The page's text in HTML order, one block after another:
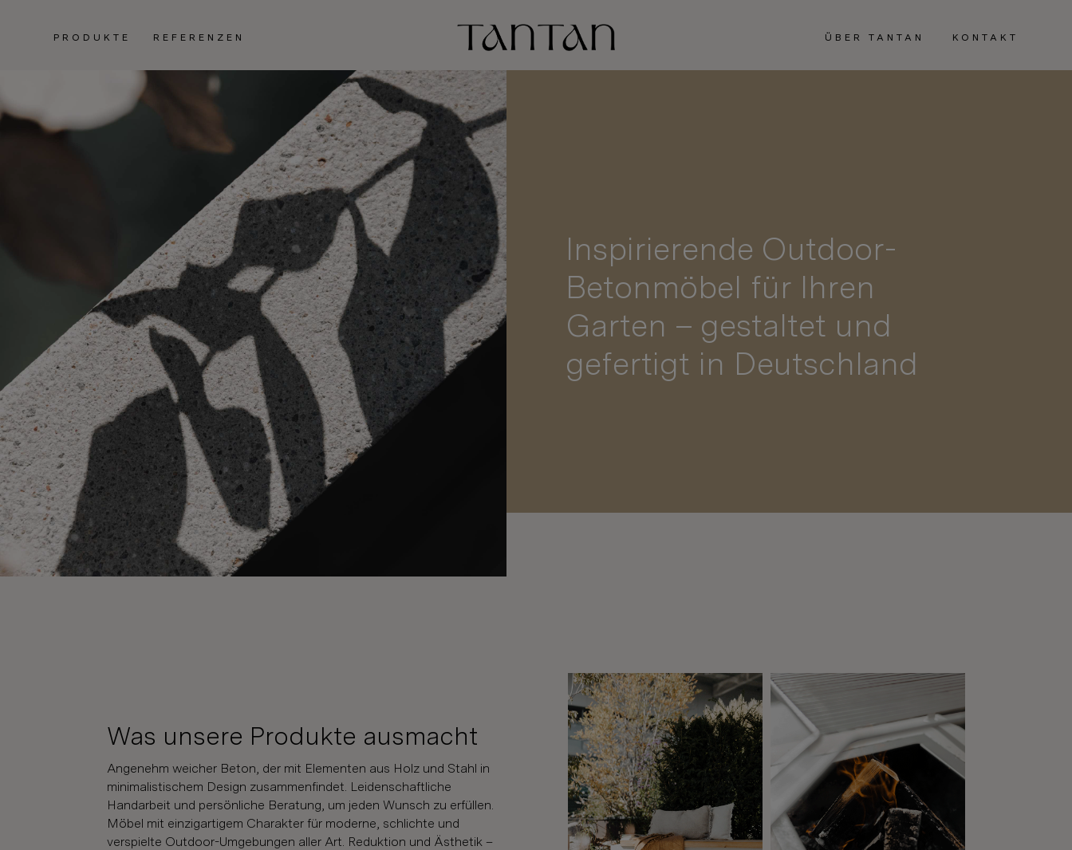
PRODUKTE REFERENZEN ÜBER TANTAN KONTAKT
Inspirierende Outdoor-
Betonmöbel für Ihren
Garten – gestaltet und
gefertigt in Deutschland
Was unsere Produkte ausmacht
Angenehm weicher Beton, der mit Elementen aus Holz und Stahl in
minimalistischem Design zusammenfindet. Leidenschaftliche
Handarbeit und persönliche Beratung, um jeden Wunsch zu erfüllen.
Möbel mit einzigartigem Charakter für moderne, schlichte und
verspielte Outdoor-Umgebungen aller Art. Reduktion und Ästhetik –